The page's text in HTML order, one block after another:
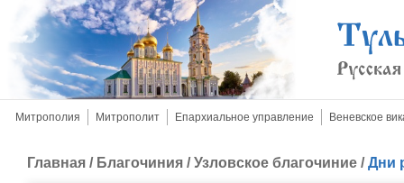
Митрополия Митрополит Епархиальное управление Веневское
Главная / Благочиния /Узловское благочиние /Дни